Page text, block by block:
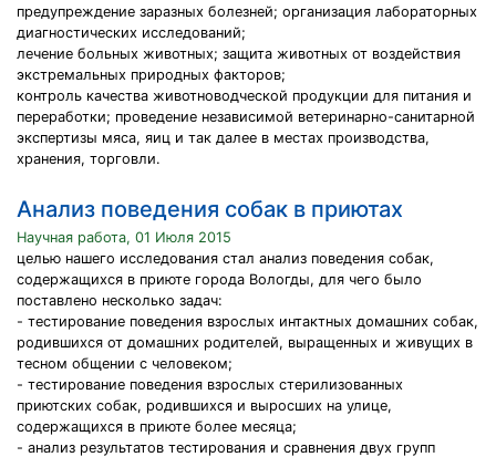
предупреждение заразных болезней; организация лабораторных
диагностических исследований;
лечение больных животных; защита животных от воздействия
экстремальных природных факторов;
контроль качества животноводческой продукции для питания и
переработки; проведение независимой ветеринарно-санитарной
экспертизы мяса, яиц и так далее в местах производства,
хранения, торговли.
Анализ поведения собак в приютах
Научная работа, 01 Июля 2015
целью нашего исследования стал анализ поведения собак,
содержащихся в приюте города Вологды, для чего было
поставлено несколько задач:
- тестирование поведения взрослых интактных домашних собак,
родившихся от домашних родителей, выращенных и живущих в
тесном общении с человеком;
- тестирование поведения взрослых стерилизованных
приютских собак, родившихся и выросших на улице,
содержащихся в приюте более месяца;
- анализ результатов тестирования и сравнения двух групп